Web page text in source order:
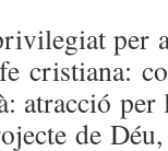
per
cristiana:
atracció
de